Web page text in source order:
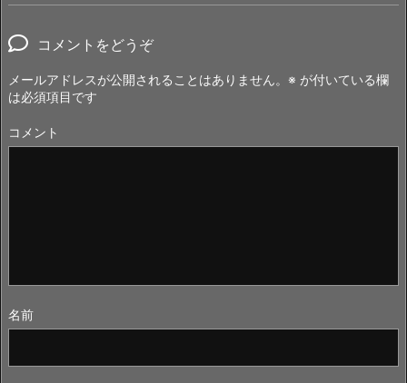
コメントをどうぞ
メールアドレスが公開されることはありません。 ※ が付いている欄
は必須項目です
コメント
名前